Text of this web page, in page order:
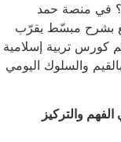
في منصة حمد
بشرح مبسّط يقرّب
كورس تربية إسلامية
والسلوك اليومي
والتركيز